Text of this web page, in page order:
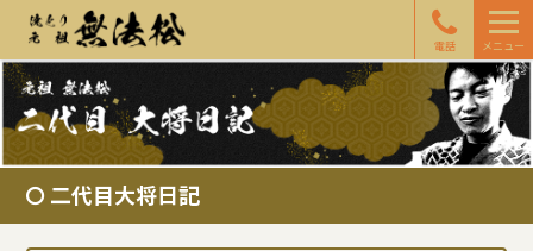
電話 メニュー
二代目大将日記